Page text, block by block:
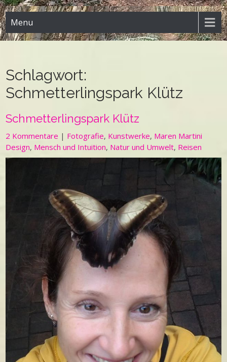
Menu
Schlagwort:
Schmetterlingspark Klütz
Schmetterlingspark Klütz
2 Kommentare | Fotografie, Kunstwerke, Maren Martini
Design, Mensch und Intuition, Natur und Umwelt, Reisen